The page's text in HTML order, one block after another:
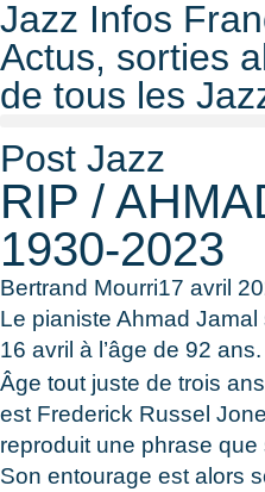
Jazz Infos
Actus, sorties
de tous les
Post Jazz
RIP /
1930-2023
Bertrand Mourri17 avril
Le pianiste Ahmad Jamal
16 avril à l’âge de 92 ans.
Âge tout juste de trois
est Frederick Russel
reproduit une phrase
Son entourage est alors